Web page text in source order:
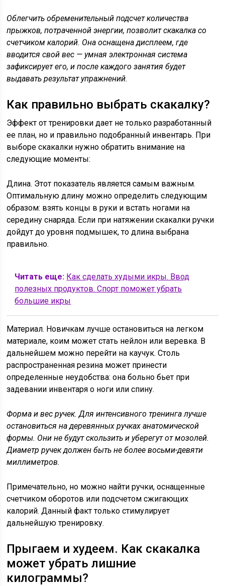
Облегчить обременительный подсчет количества
прыжков, потраченной энергии, позволит скакалка со
счетчиком калорий. Она оснащена дисплеем, где
вводится свой вес — умная электронная система
зафиксирует его, и после каждого занятия будет
выдавать результат упражнений.
Как правильно выбрать скакалку?
Эффект от тренировки дает не только разработанный
ее план, но и правильно подобранный инвентарь. При
выборе скакалки нужно обратить внимание на
следующие моменты:
Длина. Этот показатель является самым важным.
Оптимальную длину можно определить следующим
образом: взять концы в руки и встать ногами на
середину снаряда. Если при натяжении скакалки ручки
дойдут до уровня подмышек, то длина выбрана
правильно.
Читать еще: Как сделать худыми икры. Ввод
полезных продуктов. Спорт поможет убрать
большие икры
Материал. Новичкам лучше остановиться на легком
материале, коим может стать нейлон или веревка. В
дальнейшем можно перейти на каучук. Столь
распространенная резина может принести
определенные неудобства: она больно бьет при
задевании инвентаря о ноги или спину.
Форма и вес ручек. Для интенсивного тренинга лучше
остановиться на деревянных ручках анатомической
формы. Они не будут скользить и уберегут от мозолей.
Диаметр ручек должен быть не более восьми-девяти
миллиметров.
Примечательно, но можно найти ручки, оснащенные
счетчиком оборотов или подсчетом сжигающих
калорий. Данный факт только стимулирует
дальнейшую тренировку.
Прыгаем и худеем. Как скакалка
может убрать лишние
килограммы?